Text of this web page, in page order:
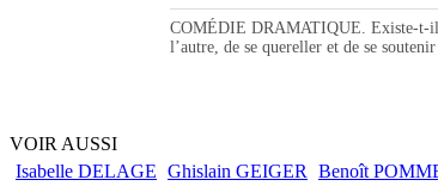
COMÉDIE DRAMATIQUE. Existe-t-il
l’autre, de se quereller et de se
VOIR AUSSI
Isabelle DELAGE Ghislain GEIGER Benoît